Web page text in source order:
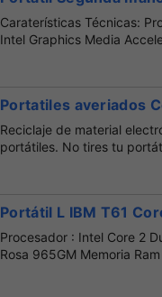
Caraterísticas Técnicas:
Intel Graphics Media
Portatiles averiados
Reciclaje de material
portátiles. No tires tu
Portátil L IBM T61
Procesador : Intel Core 2
Rosa 965GM Memoria